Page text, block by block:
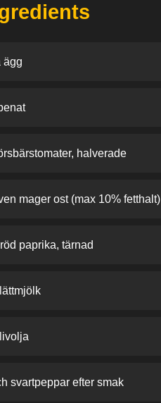
ägg
halverade
mager ost (max 10% fetthalt)
paprika, tärnad
svartpeppar efter smak